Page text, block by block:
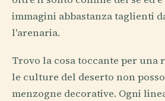
immagini abbastanza taglienti
l'arenaria.
Trovo la cosa toccante per una
le culture del deserto non
menzogne decorative. Ogni